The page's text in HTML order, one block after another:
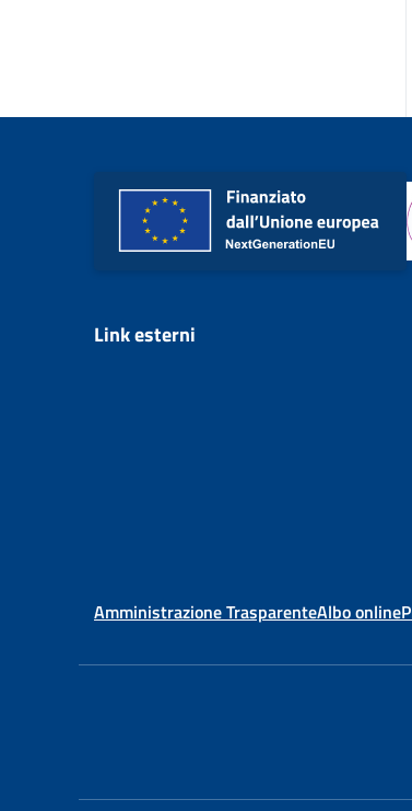
Link esterni
Amministrazione TrasparenteAlbo online